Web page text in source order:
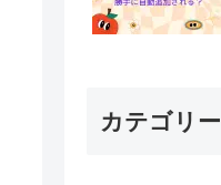
カテゴリー